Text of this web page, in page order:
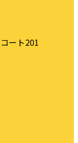
ート201